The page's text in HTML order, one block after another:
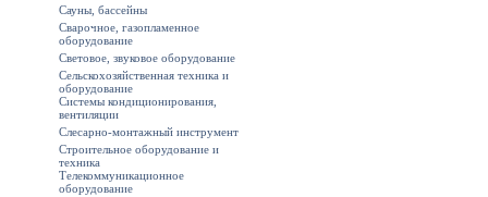
Сауны, бассейны
Сварочное, газопламенное
оборудование
Световое, звуковое оборудование
Сельскохозяйственная техника и
оборудование
Системы кондиционирования,
вентиляции
Слесарно-монтажный инструмент
Строительное оборудование и
техника
Телекоммуникационное
оборудование